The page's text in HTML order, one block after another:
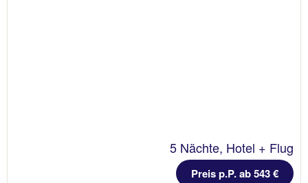
5 Nächte, Hotel + Flug
Preis p.P. ab 543 €